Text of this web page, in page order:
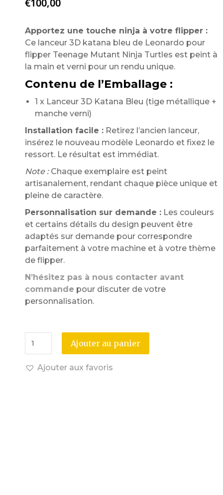
Apportez une touche ninja à votre flipper :
Ce lanceur 3D katana bleu de Leonardo pour
flipper Teenage Mutant Ninja Turtles est peint à
la main et verni pour un rendu unique.
Contenu de l’Emballage :
1 x Lanceur 3D Katana Bleu (tige métallique +
manche verni)
Installation facile : Retirez l’ancien lanceur,
insérez le nouveau modèle Leonardo et fixez le
ressort. Le résultat est immédiat.
Note :Chaque exemplaire est peint
artisanalement, rendant chaque pièce unique et
pleine de caractère.
Personnalisation sur demande : Les couleurs
et certains détails du design peuvent être
adaptés sur demande pour correspondre
parfaitement à votre machine et à votre thème
de flipper.
N’hésitez pas à nous contacter avant
commande pour discuter de votre
personnalisation.
Ajouter au panier
Ajouter aux favoris